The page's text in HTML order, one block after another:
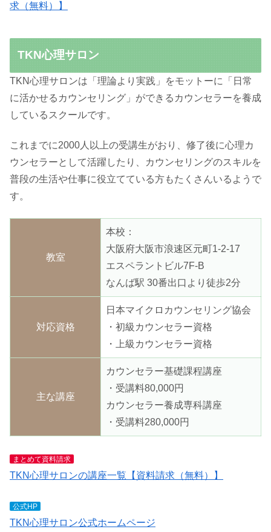
求（無料）】
TKN心理サロン
TKN心理サロンは「理論より実践」をモットーに「日常
に活かせるカウンセリング」ができるカウンセラーを養成
しているスクールです。
これまでに2000人以上の受講生がおり、修了後に心理カ
ウンセラーとして活躍したり、カウンセリングのスキルを
普段の生活や仕事に役立てている方もたくさんいるようで
す。
教室
本校：
大阪府大阪市浪速区元町1-2-17
エスペラントビル7F-B
なんば駅 30番出口より徒歩2分
対応資格
日本マイクロカウンセリング協会
・初級カウンセラー資格
・上級カウンセラー資格
主な講座
カウンセラー基礎課程講座
・受講料80,000円
カウンセラー養成専科講座
・受講料280,000円
まとめて資料請求
TKN心理サロンの講座一覧【資料請求（無料）】
公式HP
TKN心理サロン公式ホームページ